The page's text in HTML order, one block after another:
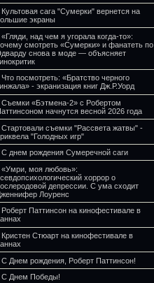
Культовая сага "Сумерки" вернется на
экраны
«Гляди, над чем я угорала когда-то»:
смотреть «Сумерки» и фанатеть по
снова в моде — объясняет
Что посмотреть: «Братство черного
- экранизация книг Дж.Р.Уорд
Съемки «Бэтмена-2» с Робертом
начнутся весной 2026 года
Стартовали съемки "Рассвета жатвы" -
"Голодных игр"
С днем рождения Сумеречной саги
«Умри, моя любовь»:
хоррор о
депрессии. С ума сходит
Лоуренс
Роберт Паттинсон на кинофестивале в
Кристен Стюарт на кинофестивале в
С Днем рождения, Роберт Паттинсон!
С Днем Победы!